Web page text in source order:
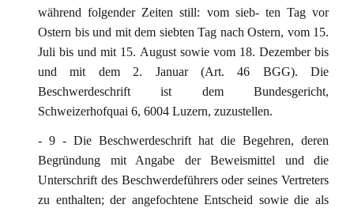
während folgender Zeiten still: vom sieb- ten Tag vor
Ostern bis und mit dem siebten Tag nach Ostern, vom 15.
Juli bis und mit 15. August sowie vom 18. Dezember bis
und mit dem 2. Januar (Art. 46 BGG). Die
Beschwerdeschrift ist dem Bundesgericht,
Schweizerhofquai 6, 6004 Luzern, zuzustellen.
- 9 - Die Beschwerdeschrift hat die Begehren, deren
Begründung mit Angabe der Beweismittel und die
Unterschrift des Beschwerdeführers oder seines Vertreters
zu enthalten; der angefochtene Entscheid sowie die als